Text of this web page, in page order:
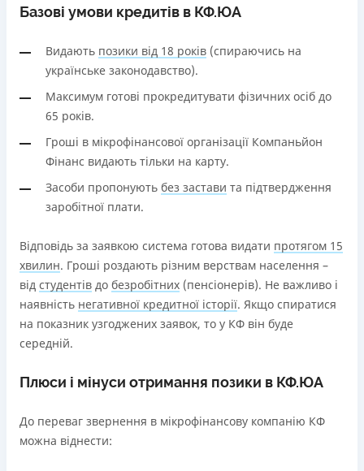
Базові умови кредитів в КФ.ЮА
​Видають позики від 18 років (спираючись на
українське законодавство).
Максимум готові прокредитувати фізичних осіб до
65 років.
Гроші в мікрофінансової організації Компаньйон
Фінанс видають тільки на карту.
Засоби пропонують без застави та підтвердження
заробітної плати.
Відповідь за заявкою система готова видати протягом 15
хвилин. Гроші роздають різним верствам населення –
від студентів до безробітних (пенсіонерів). Не важливо і
наявність негативної кредитної історії. Якщо спиратися
на показник узгоджених заявок, то у КФ він буде
середній.
Плюси і мінуси отримання позики в КФ.ЮА
До переваг звернення в мікрофінансову компанію КФ
можна віднести: